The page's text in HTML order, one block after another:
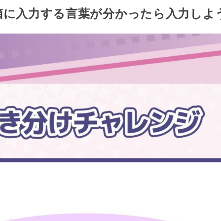
に入力する言葉が分かったら入力しよ